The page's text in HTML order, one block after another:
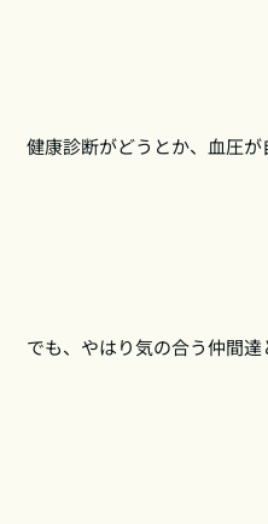
健康診断がどうとか、血圧
でも、やはり気の合う仲間達